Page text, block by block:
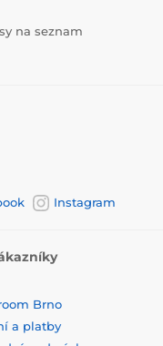
na seznam
Instagram
Brno
a platby